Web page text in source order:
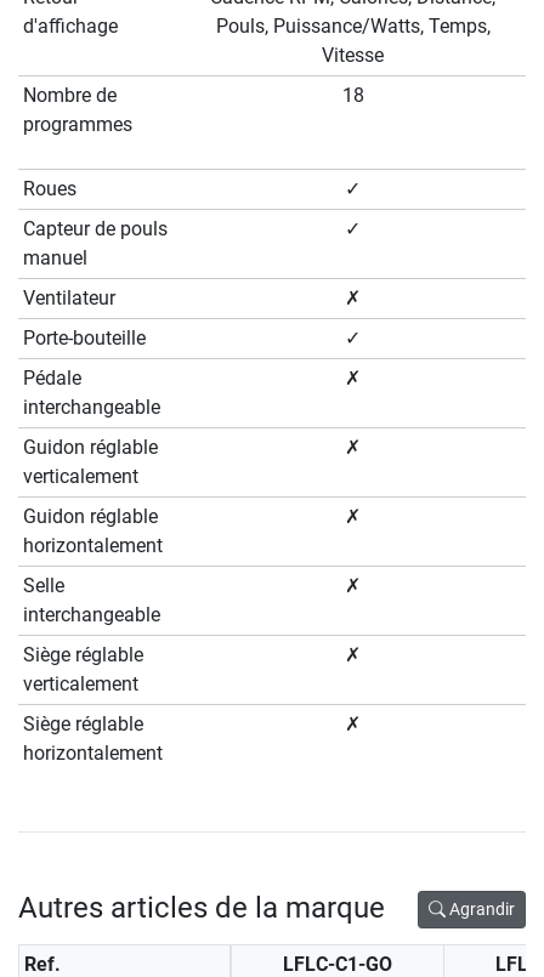
d'affichage
Pouls, Puissance/Watts, Temps,
Vitesse
Nombre de
programmes
18
Roues
✓
Capteur de pouls
manuel
✓
Ventilateur
✗
Porte-bouteille
✓
Pédale
interchangeable
✗
Guidon réglable
verticalement
✗
Guidon réglable
horizontalement
✗
Selle
interchangeable
✗
Siège réglable
verticalement
✗
Siège réglable
horizontalement
✗
Autres articles de la marque Agrandir
Ref. LFLC-C1-GO